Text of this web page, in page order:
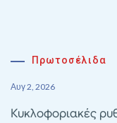
Πρωτοσέλιδα
Αυγ 2, 2026
Κυκλοφοριακές